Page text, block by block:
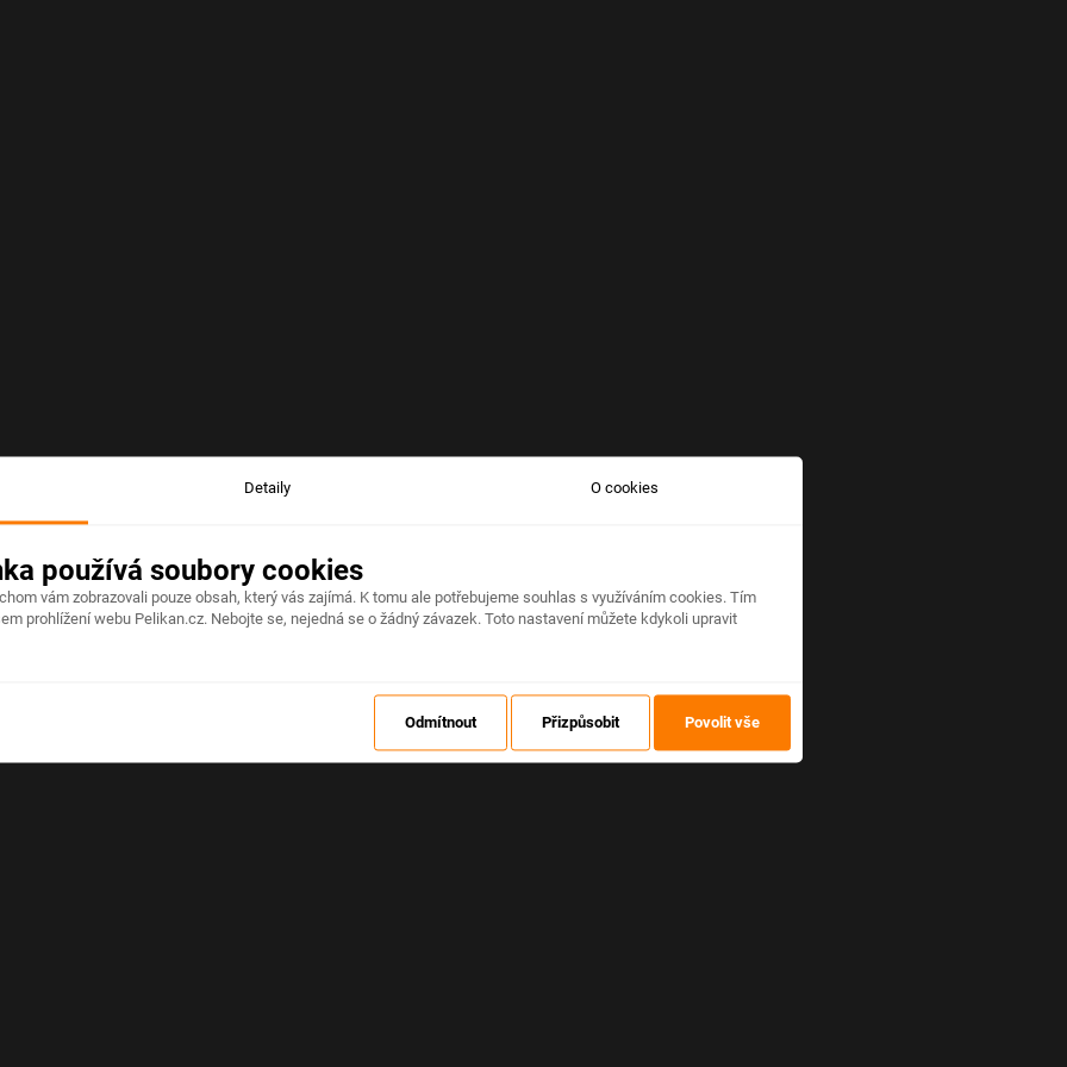
Na stránce došlo k neočekávané chybě
Detaily O cookies
používá soubory cookies
vám zobrazovali pouze obsah, který vás zajímá. K tomu ale potřebujeme souhlas s využíváním cookies. Tím
prohlížení webu Pelikan.cz. Nebojte se, nejedná se o žádný závazek. Toto nastavení můžete kdykoli upravit
Odmítnout Přizpůsobit Povolit vše